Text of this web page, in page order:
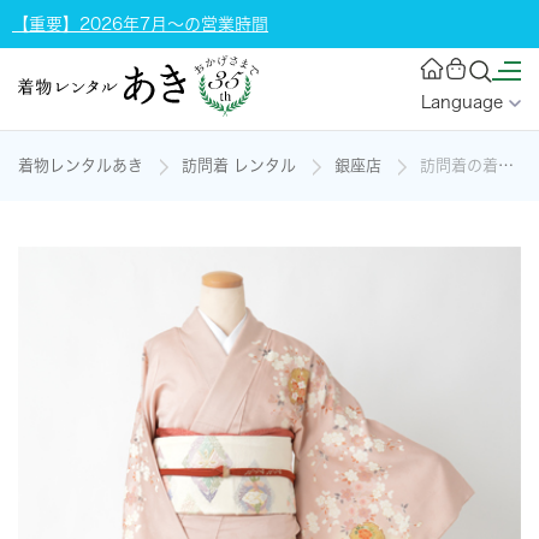
【重要】2026年7月～の営業時間
Language
着物レンタルあき 訪問着 レンタル 銀座店 訪問着の着物レンタル